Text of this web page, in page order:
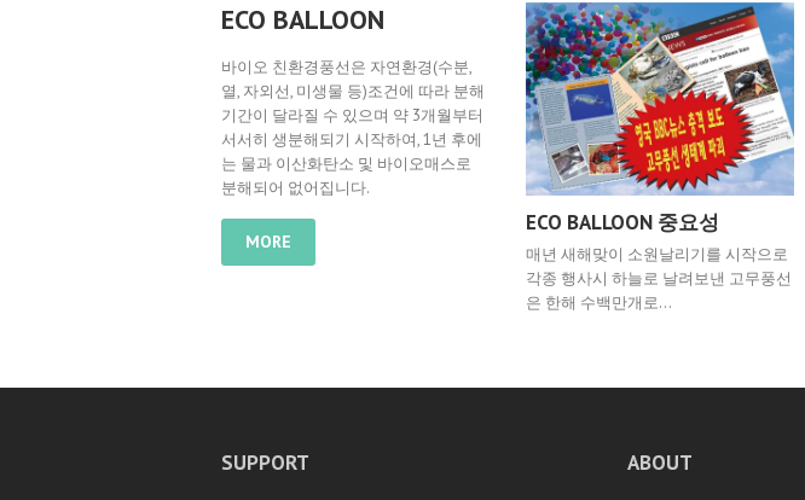
ECO BALLOON
바이오 친환경풍선은 자연환경(수분,
열, 자외선, 미생물 등)조건에 따라 분해
기간이 달라질 수 있으며 약 3개월부터
서서히 생분해되기 시작하여, 1년 후에
는 물과 이산화탄소 및 바이오매스로
분해되어 없어집니다.
MORE
ECO BALLOON 중요성
매년 새해맞이 소원날리기를 시작으로
각종 행사시 하늘로 날려보낸 고무풍선
은 한해 수백만개로…
SUPPORT ABOUT